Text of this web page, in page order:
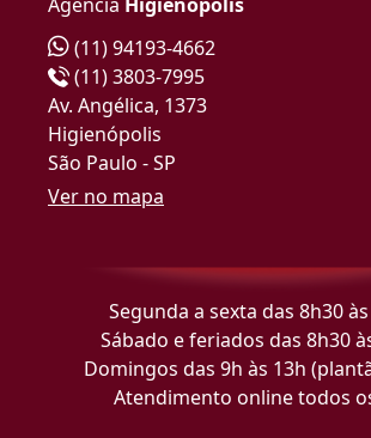
(11) 94193-4662
(11) 3803-7995
Av. Angélica, 1373
Higienópolis
São Paulo - SP
Ver no mapa
Segunda a sexta das 8h30
Sábado e feriados das 8h30
Domingos das 9h às 13h
Atendimento online todos